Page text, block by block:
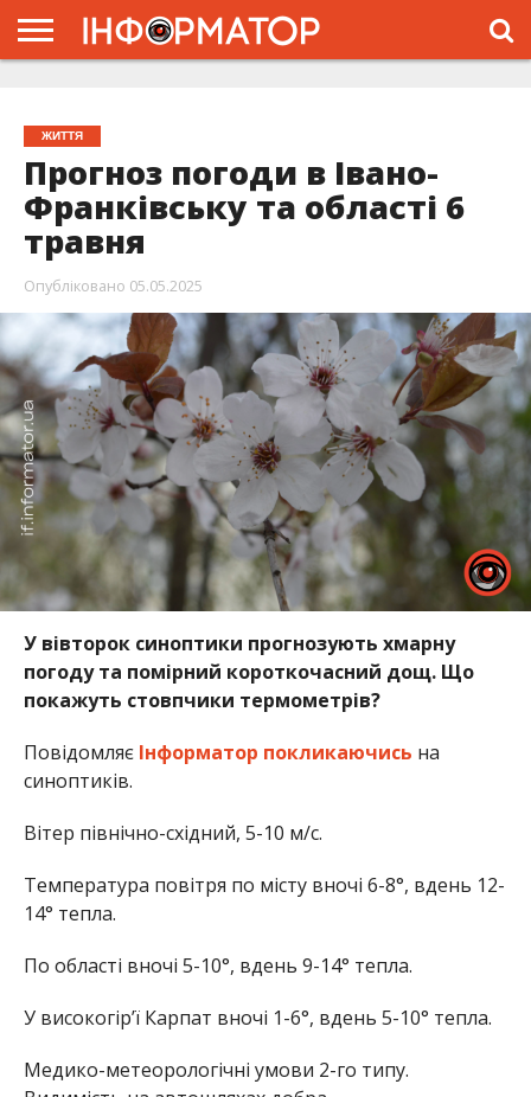
ЖИТТЯ
Прогноз погоди в Івано-
Франківську та області 6
травня
Опубліковано 05.05.2025
У вівторок синоптики прогнозують хмарну
погоду та помірний короткочасний дощ. Що
покажуть стовпчики термометрів?
Повідомляє Інформатор покликаючись на
синоптиків.
Вітер північно-східний, 5-10 м/с.
Температура повітря по місту вночі 6-8°, вдень 12-
14° тепла.
По області вночі 5-10°, вдень 9-14° тепла.
У високогір’ї Карпат вночі 1-6°, вдень 5-10° тепла.
Медико-метеорологічні умови 2-го типу.